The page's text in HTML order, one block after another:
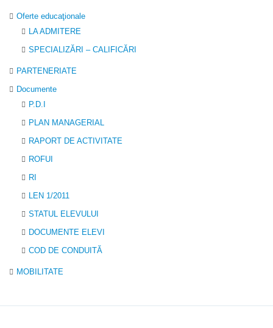
Oferte educaţionale
LA ADMITERE
SPECIALIZĂRI – CALIFICĂRI
PARTENERIATE
Documente
P.D.I
PLAN MANAGERIAL
RAPORT DE ACTIVITATE
ROFUI
RI
LEN 1/2011
STATUL ELEVULUI
DOCUMENTE ELEVI
COD DE CONDUITĂ
MOBILITATE